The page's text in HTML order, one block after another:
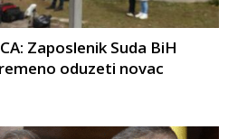
Zaposlenik Suda BiH
oduzeti novac